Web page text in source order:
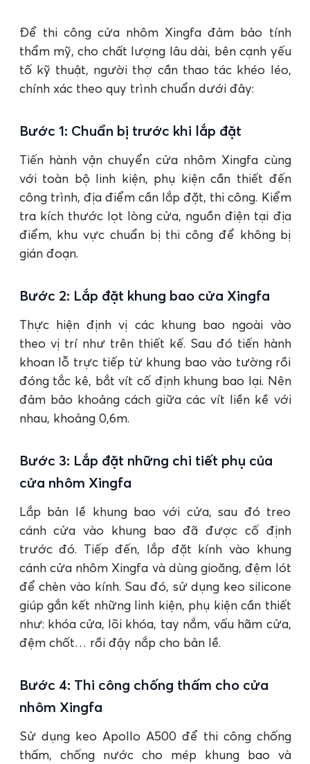
Để thi công cửa nhôm Xingfa đảm bảo tính
thẩm mỹ, cho chất lượng lâu dài, bên cạnh yếu
tố kỹ thuật, người thợ cần thao tác khéo léo,
chính xác theo quy trình chuẩn dưới đây:
Bước 1: Chuẩn bị trước khi lắp đặt
Tiến hành vận chuyển cửa nhôm Xingfa cùng
với toàn bộ linh kiện, phụ kiện cần thiết đến
công trình, địa điểm cần lắp đặt, thi công. Kiểm
tra kích thước lọt lòng cửa, nguồn điện tại địa
điểm, khu vực chuẩn bị thi công để không bị
gián đoạn.
Bước 2: Lắp đặt khung bao cửa Xingfa
Thực hiện định vị các khung bao ngoài vào
theo vị trí như trên thiết kế. Sau đó tiến hành
khoan lỗ trực tiếp từ khung bao vào tường rồi
đóng tắc kê, bắt vít cố định khung bao lại. Nên
đảm bảo khoảng cách giữa các vít liền kề với
nhau, khoảng 0,6m.
Bước 3: Lắp đặt những chi tiết phụ của
cửa nhôm Xingfa
Lắp bản lề khung bao với cửa, sau đó treo
cánh cửa vào khung bao đã được cố định
trước đó. Tiếp đến, lắp đặt kính vào khung
cánh cửa nhôm Xingfa và dùng gioăng, đệm lót
để chèn vào kính. Sau đó, sử dụng keo silicone
giúp gắn kết những linh kiện, phụ kiện cần thiết
như: khóa cửa, lõi khóa, tay nắm, vấu hãm cửa,
đệm chốt… rồi đậy nắp cho bản lề.
Bước 4: Thi công chống thấm cho cửa
nhôm Xingfa
Sử dụng keo Apollo A500 để thi công chống
thấm, chống nước cho mép khung bao và